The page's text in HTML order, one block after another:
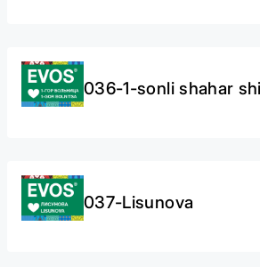
036-1-sonli shahar
037-Lisunova